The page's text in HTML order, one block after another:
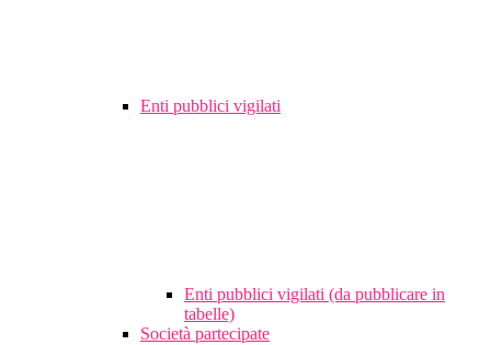
Enti pubblici vigilati
Enti pubblici vigilati (da pubblicare in
tabelle)
Società partecipate